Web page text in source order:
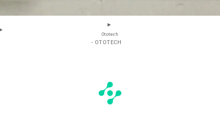
Ototech
- OTOTECH